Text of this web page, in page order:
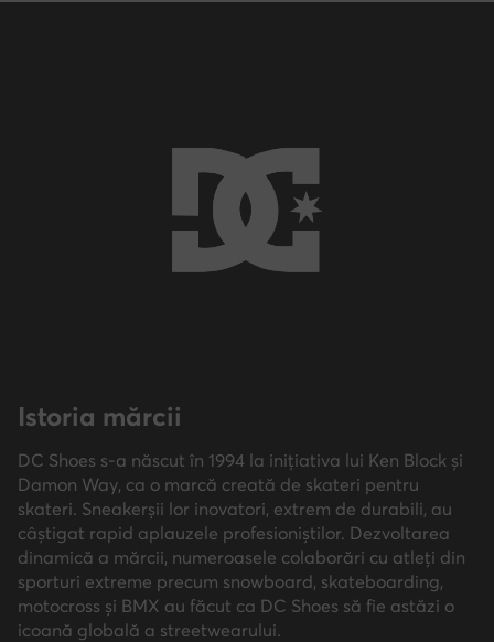
Istoria mărcii
DC Shoes s-a născut în 1994 la inițiativa lui Ken Block și
Damon Way, ca o marcă creată de skateri pentru
skateri. Sneakerșii lor inovatori, extrem de durabili, au
câștigat rapid aplauzele profesioniștilor. Dezvoltarea
dinamică a mărcii, numeroasele colaborări cu atleți din
sporturi extreme precum snowboard, skateboarding,
motocross și BMX au făcut ca DC Shoes să fie astăzi o
icoană globală a streetwearului.